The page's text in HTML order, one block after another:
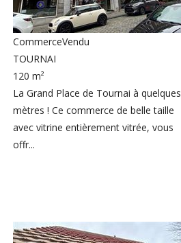
CommerceVendu
TOURNAI
120 m²
La Grand Place de Tournai à quelques
mètres ! Ce commerce de belle taille
avec vitrine entièrement vitrée, vous
offr...